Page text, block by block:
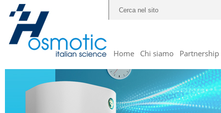
Home Chi siamo Partnership